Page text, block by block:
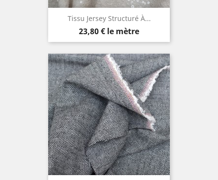
Tissu Jersey Structuré À...
Prix
23,80 € le mètre